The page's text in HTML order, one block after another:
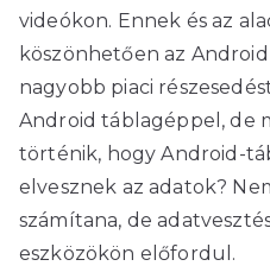
videókon. Ennek és az
köszönhetően az
nagyobb piaci
Android táblagéppel, de
történik, hogy Android-
elvesznek az adatok?
számítana, de
eszközökön előfordul.